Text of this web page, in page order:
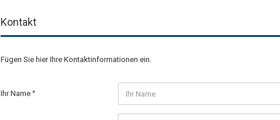
Kontakt
Fügen Sie hier Ihre Kontaktinformationen ein.
Ihr Name